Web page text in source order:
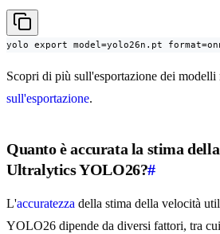
yolo export model=yolo26n.pt
Scopri di più sull'esportazione dei modelli
sull'esportazione.
Quanto è accurata la stima
Ultralytics YOLO26?#
L'accuratezza della stima della velocità
YOLO26 dipende da diversi fattori, tra